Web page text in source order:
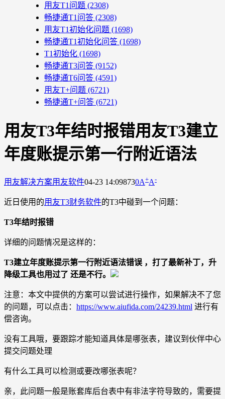
用友T1问题 (2308)
畅捷通T1问答 (2308)
用友T1初始化问题 (1698)
畅捷通T1初始化问答 (1698)
T1初始化 (1698)
畅捷通T3问答 (9152)
畅捷通T6问答 (4591)
用友T+问题 (6721)
畅捷通T+问答 (6721)
用友T3年结时报错用友T3建立
年度账提示第一行附近语法
用友解决方案用友软件04-23 14:098730A+A-
近日使用的用友T3财务软件的T3中碰到一个问题：
T3年结时报错
详细的问题情况是这样的：
T3建立年度账提示第一行附近语法错误 ，打了最新补丁，升
降级工具也用过了 还是不行。
注意：本文中提供的方案可以尝试进行操作，如果解决不了您
的问题，可以点击： https://www.aiufida.com/24239.html 进行有
偿咨询。
没有工具哦，要跟踪才能知道具体是哪张表，建议到伙伴中心
提交问题处理
有什么工具可以检测或要改哪张表呢？
亲，此问题一般是账套库后台表中有非法字符导致的，需要提